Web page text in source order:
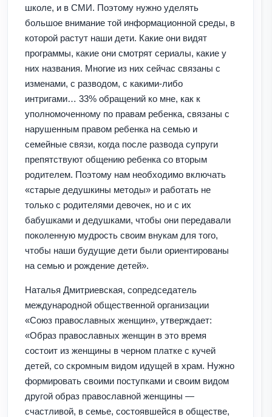
школе, и в СМИ. Поэтому нужно уделять
большое внимание той информационной среды, в
которой растут наши дети. Какие они видят
программы, какие они смотрят сериалы, какие у
них названия. Многие из них сейчас связаны с
изменами, с разводом, с какими-либо
интригами… 33% обращений ко мне, как к
уполномоченному по правам ребенка, связаны с
нарушенным правом ребенка на семью и
семейные связи, когда после развода супруги
препятствуют общению ребенка со вторым
родителем. Поэтому нам необходимо включать
«старые дедушкины методы» и работать не
только с родителями девочек, но и с их
бабушками и дедушками, чтобы они передавали
поколенную мудрость своим внукам для того,
чтобы наши будущие дети были ориентированы
на семью и рождение детей».
Наталья Дмитриевская, сопредседатель
международной общественной организации
«Союз православных женщин», утверждает:
«Образ православных женщин в это время
состоит из женщины в черном платке с кучей
детей, со скромным видом идущей в храм. Нужно
формировать своими поступками и своим видом
другой образ православной женщины —
счастливой, в семье, состоявшейся в обществе,